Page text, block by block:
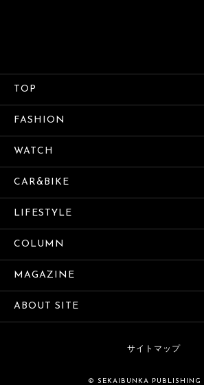
TOP
FASHION
WATCH
CAR&BIKE
LIFESTYLE
COLUMN
MAGAZINE
ABOUT SITE
サイトマップ
© SEKAIBUNKA PUBLISHING